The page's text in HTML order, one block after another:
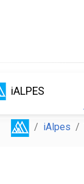
iALPES
iAlpes